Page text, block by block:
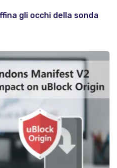
gli occhi della sonda